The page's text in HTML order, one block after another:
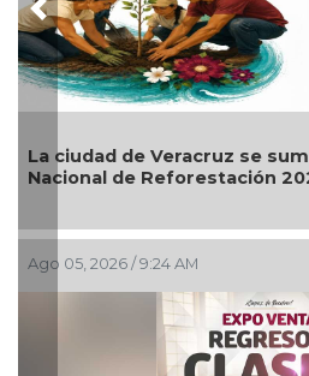
ciudad de Veracruz se suma a
de Reforestación 2026
05, 2026 / 9:24 AM
Previous